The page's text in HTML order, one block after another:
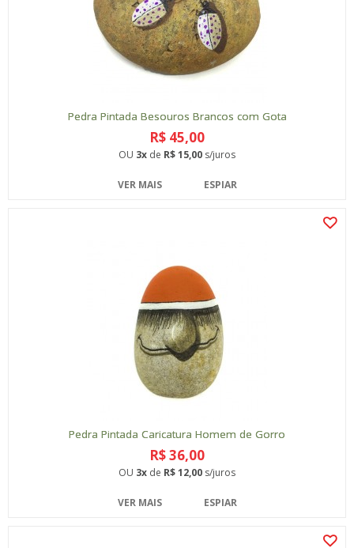
Pedra Pintada Besouros Brancos com Gota
R$ 45,00
OU 3x de R$ 15,00 s/juros
VER MAIS ESPIAR
Pedra Pintada Caricatura Homem de Gorro
R$ 36,00
OU 3x de R$ 12,00 s/juros
VER MAIS ESPIAR